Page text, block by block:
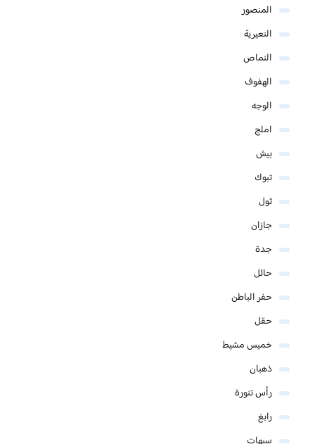
المنصور
النعيرية
النماص
الهفوف
الوجه
املج
بيش
تبوك
ثول
جازان
جدة
حائل
حفر الباطن
حقل
خميس مشيط
ذهبان
رأس تنورة
رابغ